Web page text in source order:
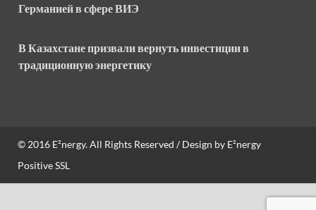
Германией в сфере ВИЭ
В Казахстане призвали вернуть инвестиции в
традиционную энергетику
© 2016 E²nergy. All Rights Reserved / Design by E²nergy
Positive SSL